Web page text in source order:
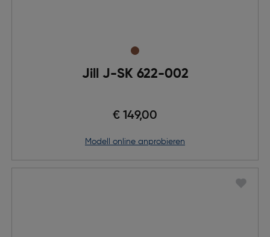
Jill J-SK 622-002
€ 149,00
Modell online anprobieren